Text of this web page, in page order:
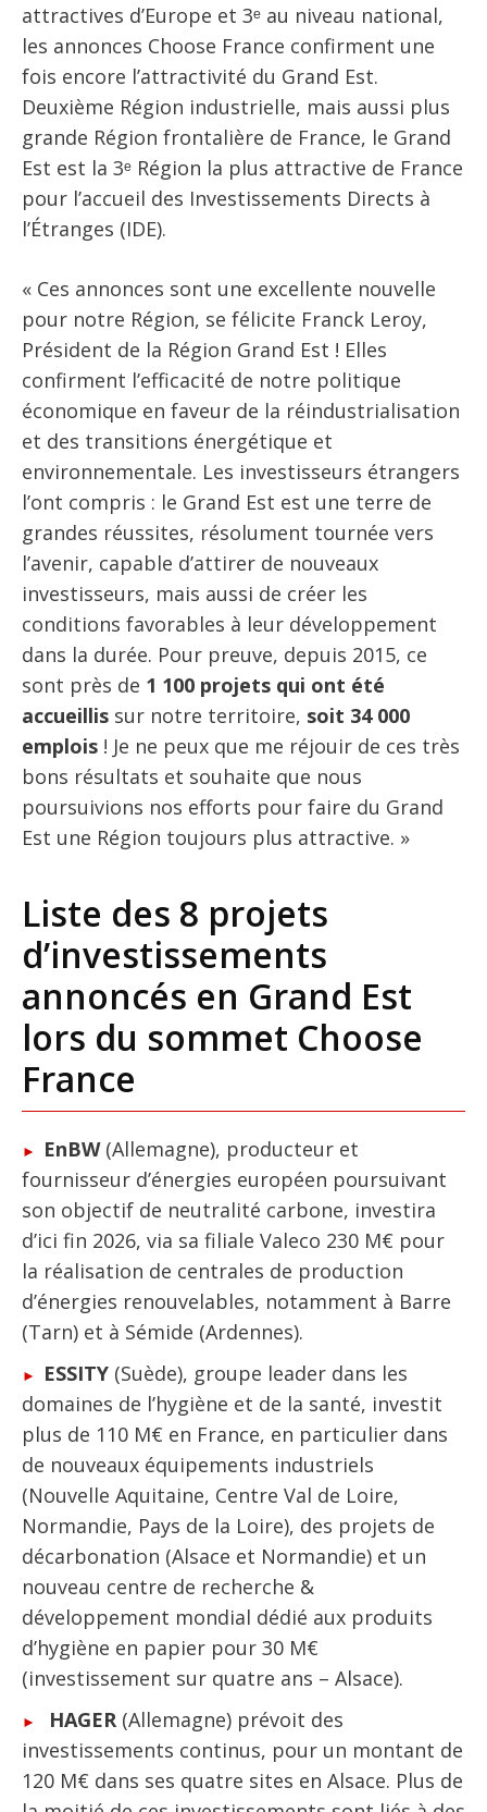
attractives d’Europe et 3ᵉ au niveau national,
les annonces Choose France confirment une
fois encore l’attractivité du Grand Est.
Deuxième Région industrielle, mais aussi plus
grande Région frontalière de France, le Grand
Est est la 3ᵉ Région la plus attractive de France
pour l’accueil des Investissements Directs à
l’Étranges (IDE).
« Ces annonces sont une excellente nouvelle
pour notre Région, se félicite Franck Leroy,
Président de la Région Grand Est ! Elles
confirment l’efficacité de notre politique
économique en faveur de la réindustrialisation
et des transitions énergétique et
environnementale. Les investisseurs étrangers
l’ont compris : le Grand Est est une terre de
grandes réussites, résolument tournée vers
l’avenir, capable d’attirer de nouveaux
investisseurs, mais aussi de créer les
conditions favorables à leur développement
dans la durée. Pour preuve, depuis 2015, ce
sont près de 1 100 projets qui ont été
accueillis sur notre territoire, soit 34 000
emplois ! Je ne peux que me réjouir de ces très
bons résultats et souhaite que nous
poursuivions nos efforts pour faire du Grand
Est une Région toujours plus attractive. »
Liste des 8 projets
d’investissements
annoncés en Grand Est
lors du sommet Choose
France
EnBW(Allemagne), producteur et
fournisseur d’énergies européen poursuivant
son objectif de neutralité carbone, investira
d’ici fin 2026, via sa filiale Valeco 230 M€ pour
la réalisation de centrales de production
d’énergies renouvelables, notamment à Barre
(Tarn) et à Sémide (Ardennes).
ESSITY(Suède), groupe leader dans les
domaines de l’hygiène et de la santé, investit
plus de 110 M€ en France, en particulier dans
de nouveaux équipements industriels
(Nouvelle Aquitaine, Centre Val de Loire,
Normandie, Pays de la Loire), des projets de
décarbonation (Alsace et Normandie) et un
nouveau centre de recherche &
développement mondial dédié aux produits
d’hygiène en papier pour 30 M€
(investissement sur quatre ans – Alsace).
HAGER(Allemagne) prévoit des
investissements continus, pour un montant de
120 M€ dans ses quatre sites en Alsace. Plus de